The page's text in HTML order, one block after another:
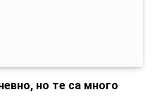
но те са много